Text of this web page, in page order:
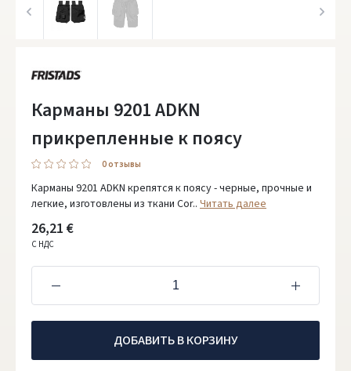
Карманы 9201 ADKN
прикрепленные к поясу
0 oтзывы
Карманы 9201 ADKN крепятся к поясу - черные, прочные и
легкие, изготовлены из ткани Cor.. Читать далее
26,21 €
С НДС
ДОБАВИТЬ В КОРЗИНУ